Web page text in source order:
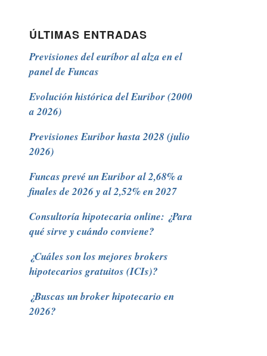
ÚLTIMAS ENTRADAS
Previsiones del euríbor al alza en el
panel de Funcas
Evolución histórica del Euribor (2000
a 2026)
Previsiones Euribor hasta 2028 (julio
2026)
Funcas prevé un Euribor al 2,68% a
finales de 2026 y al 2,52% en 2027
Consultoría hipotecaria online: ¿Para
qué sirve y cuándo conviene?
¿Cuáles son los mejores brokers
hipotecarios gratuitos (ICIs)?
¿Buscas un broker hipotecario en
2026?